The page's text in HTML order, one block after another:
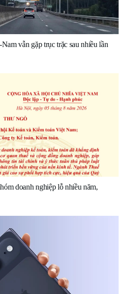
vẫn gặp trục trặc sau nhiều lần
doanh nghiệp lỗ nhiều năm,